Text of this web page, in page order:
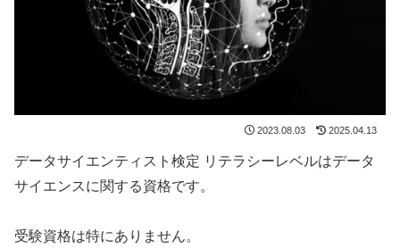
2023.08.03 2025.04.13
データサイエンティスト検定 リテラシーレベルはデータ
サイエンスに関する資格です。
受験資格は特にありません。